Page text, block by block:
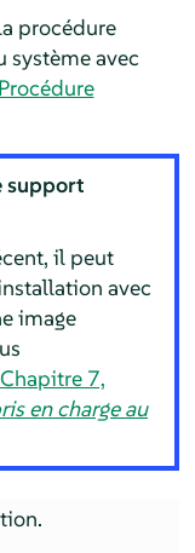
procédure
avec
support
il peut
avec
image
Chapitre 7,
en charge au